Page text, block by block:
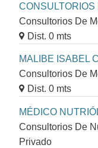
Consultorios De
Dist. 0 mts
MALIBE ISABEL
Consultorios De
Dist. 0 mts
MÉDICO
Consultorios De
Privado